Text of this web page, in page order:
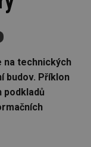
na technických
budov. Příklon
podkladů